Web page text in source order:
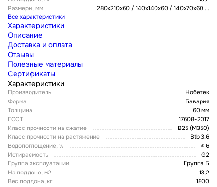
Размеры, мм
280х210х60 / 140х140х60 / 140х70х60...
Все характеристики
Характеристики
Описание
Доставка и оплата
Отзывы
Полезные материалы
Сертификаты
Характеристики
Производитель
Нобетек
Форма
Бавария
Толщина
60 мм
ГОСТ
17608-2017
Класс прочности на сжатие
В25 (М350)
Класс прочности на растяжение
Btb 3.6
Водопоглощение, %
≤ 6
Истираемость
G2
Группа эксплуатации
Группа Б
На поддоне, м2
13,2
Вес поддона, кг
1800